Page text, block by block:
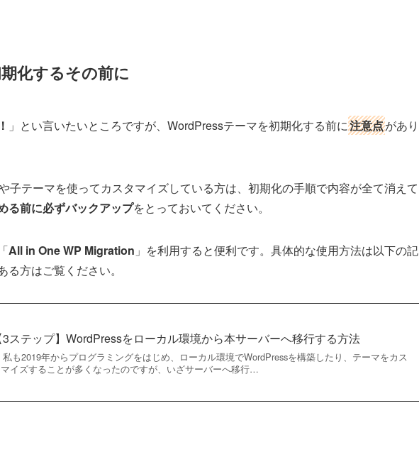
化するその前に
」とい言いたいところですが、WordPressテーマを初期化する前に注意点があり
子テーマを使ってカスタマイズしている方は、初期化の手順で内容が全て消えて
る前に必ずバックアップをとっておいてください。
All in One WP Migration 」を利用すると便利です。具体的な使用方法は以下の記
方はご覧ください。
3ステップ】WordPressをローカル環境から本サーバーへ移行する方法
も2019年からプログラミングをはじめ、ローカル環境でWordPressを構築したり、テーマをカス
イズすることが多くなったのですが、いざサーバーへ移行…